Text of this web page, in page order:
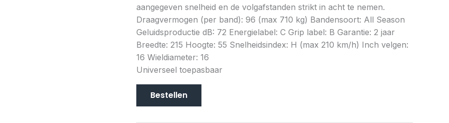
aangegeven snelheid en de volgafstanden strikt in acht te nemen.
Draagvermogen (per band): 96 (max 710 kg) Bandensoort: All Season
Geluidsproductie dB: 72 Energielabel: C Grip label: B Garantie: 2 jaar
Breedte: 215 Hoogte: 55 Snelheidsindex: H (max 210 km/h) Inch velgen:
16 Wieldiameter: 16
Universeel toepasbaar
Bestellen